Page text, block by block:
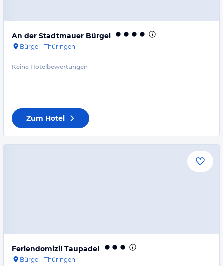
An der Stadtmauer Bürgel
Bürgel · Thüringen
Keine Hotelbewertungen
Zum Hotel
Feriendomizil Taupadel
Bürgel · Thüringen